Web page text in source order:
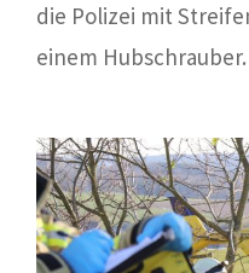
die Polizei mit
einem Hubschrauber.